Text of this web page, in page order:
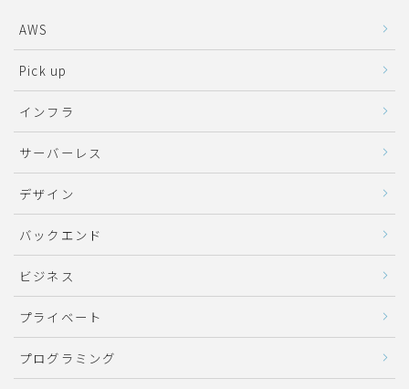
AWS
Pick up
インフラ
サーバーレス
デザイン
バックエンド
ビジネス
プライベート
プログラミング